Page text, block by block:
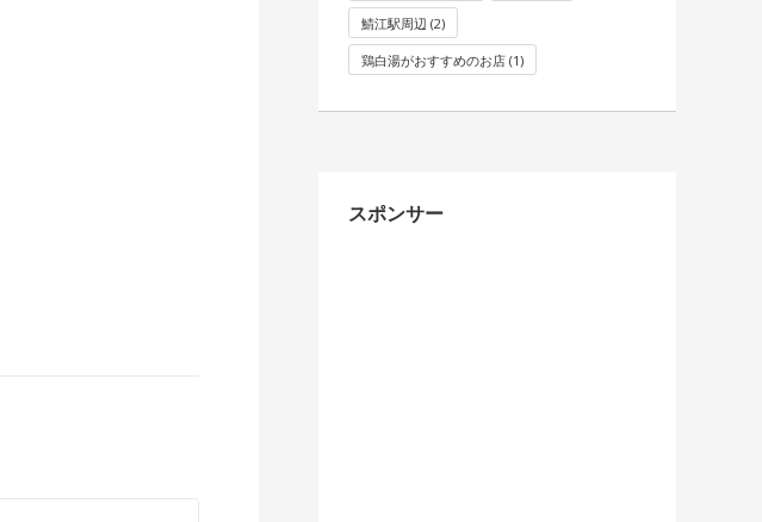
鯖江駅周辺 (2)
鶏白湯がおすすめのお店 (1)
スポンサー